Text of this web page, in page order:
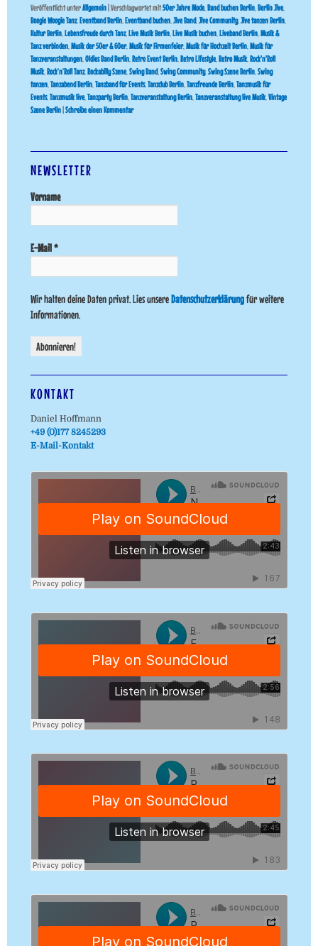
Veröffentlicht unterAllgemein|Verschlagwortet mit50er Jahre Mode,Band buchen Berlin,Berlin Jive,
Boogie Woogie Tanz,Eventband Berlin,Eventband buchen,Jive Band,Jive Community,Jive tanzen Berlin,
Kultur Berlin,Lebensfreude durch Tanz,Live Musik Berlin,Live Musik buchen,Liveband Berlin,Musik &
Tanz verbinden,Musik der 50er & 60er,Musik für Firmenfeier,Musik für Hochzeit Berlin,Musik für
Tanzveranstaltungen,Oldies Band Berlin,Retro Event Berlin,Retro Lifestyle,Retro Musik,Rock'n'Roll
Musik,Rock’n’Roll Tanz,Rockabilly Szene,Swing Band,Swing Community,Swing Szene Berlin,Swing
tanzen,Tanzabend Berlin,Tanzband für Events,Tanzclub Berlin,Tanzfreunde Berlin,Tanzmusik für
Events,Tanzmusik live,Tanzparty Berlin,Tanzveranstaltung Berlin,Tanzveranstaltung live Musik,Vintage
Szene Berlin|Schreibe einen Kommentar
NEWSLETTER
Vorname
E-Mail*
Wir halten deine Daten privat. Lies unsereDatenschutzerklärungfür weitere
Informationen.
KONTAKT
Daniel Hoffmann
+49 (0)177 8245293
E-Mail-Kontakt